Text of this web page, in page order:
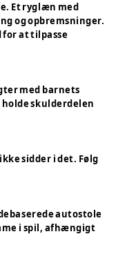
Et ryglæn med
og opbremsninger.
at tilpasse
med barnets
skulderdelen
sidder i det. Følg
autostole
i spil, afhængigt